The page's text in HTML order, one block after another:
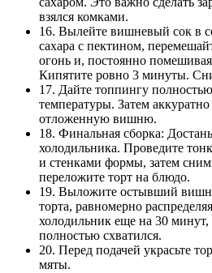
взялся комками.
16. Вылейте вишневый сок в
сахара с пектином,
огонь и, постоянно
Кипятите ровно 3 минуты.
17. Дайте топпингу
температуры. Затем
отложенную вишню.
18. Финальная сборка:
холодильника. Проведите
и стенками формы, затем
переложите торт на блюдо.
19. Выложите остывший
торта, равномерно
холодильник еще на 30
полностью схватился.
20. Перед подачей украсьте
мяты.